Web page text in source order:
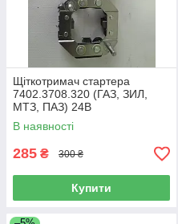
Щіткотримач стартера
7402.3708.320 (ГАЗ, ЗИЛ,
МТЗ, ПАЗ) 24В
В наявності
285 ₴ 300 ₴
Купити